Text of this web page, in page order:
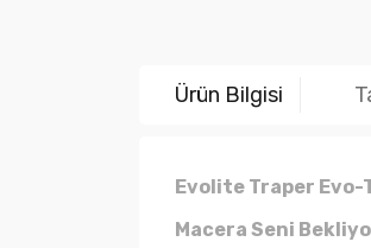
Ürün Bilgisi
Evolite Traper Evo-
Macera Seni